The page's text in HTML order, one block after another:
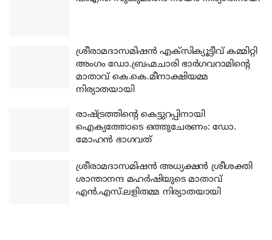
ശ്രീരാമദാസമിഷന്‍ എക്‌സിക്യൂട്ടീവ് കമ്മിറ്റി
അംഗം ഡോ.ബ്രഹ്മചാരി ഭാര്‍ഗവറാമിന്റെ
മാതാവ് കെ.കെ.മീനാക്ഷിയമ്മ
നിര്യാതയായി
രാഷ്ട്രത്തിന്റെ കെട്ടുറപ്പിനായി
ഐക്യത്തോടെ ഒത്തുചേരണം: ഡോ.
മോഹന്‍ ഭാഗവത്
ശ്രീരാമദാസമിഷന്‍ അധ്യക്ഷന്‍ ശ്രീശക്തി
ശാന്താനന്ദ മഹര്‍ഷിയുടെ മാതാവ്
എന്‍.എസ്.ലളിതമ്മ നിര്യാതയായി